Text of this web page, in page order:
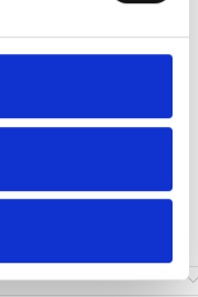
en myk, strukturert
og behagelig følelse.
og en lett strukturert
for et